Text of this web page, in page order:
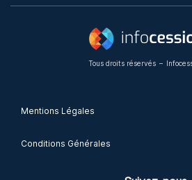
Mentions Légales
Conditions Générales
Tous droits réservés –